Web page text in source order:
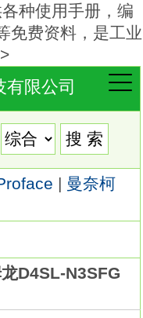
种使用手册，编
免费资料，是工业
有限公司
| 曼奈柯
D4SL-N3SFG